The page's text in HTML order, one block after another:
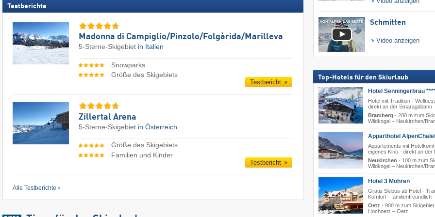
Testberichte
Madonna di Campiglio/​Pinzolo/​Folgàrida/​Marilleva
5-Sterne-Skigebiet in Italien
Snowparks
Größe des Skigebiets
Testbericht
Zillertal Arena
5-Sterne-Skigebiet in Österreich
Größe des Skigebiets
Familien und Kinder
Testbericht
Alle Testberichte
Schmitten
Video anzeigen
Top-Hotels für den Skiurlaub
Hotel Senningerbräu
Hotel mit Tradition ·
direkt an der Smaragdbahn
Bramberg · 200 m zum
Wildkogel – Neukirchen/​
Apparthotel
Appartements mit
eigenes Kino · direkt an der
Neukirchen · 100 m zum
Wildkogel – Neukirchen/​
Hotel 3 Mohren
Gratis Skibus ab Hotel ·
Komfort · familienfreundlich
Oetz · 900 m zum Skigebiet
Hochoetz – Oetz